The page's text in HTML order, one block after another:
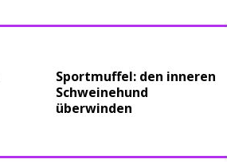
Sportmuffel: den inneren
Schweinehund
überwinden